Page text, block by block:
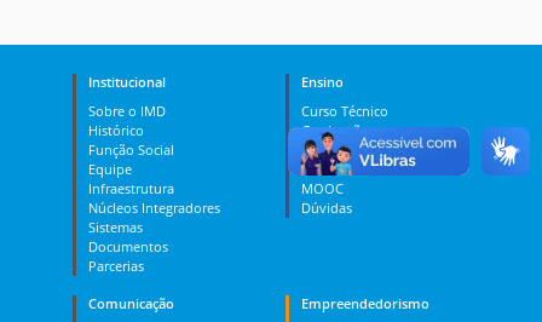
Institucional
Sobre o IMD
Histórico
Função Social
Equipe
Infraestrutura
Núcleos Integradores
Sistemas
Documentos
Parcerias
Ensino
Curso Técnico
Graduação
Pós-graduação
PES
MOOC
Dúvidas
Comunicação
Empreendedorismo